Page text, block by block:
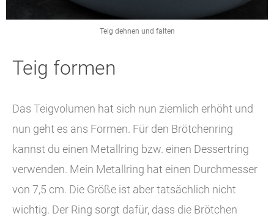
Teig dehnen und falten
Teig formen
Das Teigvolumen hat sich nun ziemlich erhöht und
nun geht es ans Formen. Für den Brötchenring
kannst du einen Metallring bzw. einen Dessertring
verwenden. Mein Metallring hat einen Durchmesser
von 7,5 cm. Die Größe ist aber tatsächlich nicht
wichtig. Der Ring sorgt dafür, dass die Brötchen